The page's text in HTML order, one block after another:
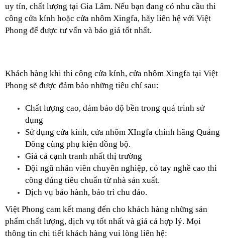
uy tín, chất lượng tại Gia Lâm. Nếu bạn đang có nhu cầu thi
công cửa kính hoặc cửa nhôm Xingfa, hãy liên hệ với Việt
Phong để được tư vấn và báo giá tốt nhất.
Khách hàng khi thi công cửa kính, cửa nhôm Xingfa tại Việt
Phong sẽ được đảm bảo những tiêu chí sau:
Chất lượng cao, đảm bảo độ bền trong quá trình sử
dụng
Sử dụng cửa kính, cửa nhôm XIngfa chính hãng Quảng
Đông cùng phụ kiện đồng bộ.
Giá cả cạnh tranh nhất thị trường
Đội ngũ nhân viên chuyên nghiệp, có tay nghề cao thi
công đúng tiêu chuẩn từ nhà sản xuất.
Dịch vụ bảo hành, bảo trì chu đáo.
Việt Phong cam kết mang đến cho khách hàng những sản
phẩm chất lượng, dịch vụ tốt nhất và giá cả hợp lý. Mọi
thông tin chi tiết khách hàng vui lòng liên hệ: